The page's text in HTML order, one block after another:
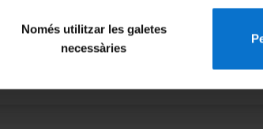
Només utilitzar les galetes
necessàries
Feria (TEC)NanoInventum: